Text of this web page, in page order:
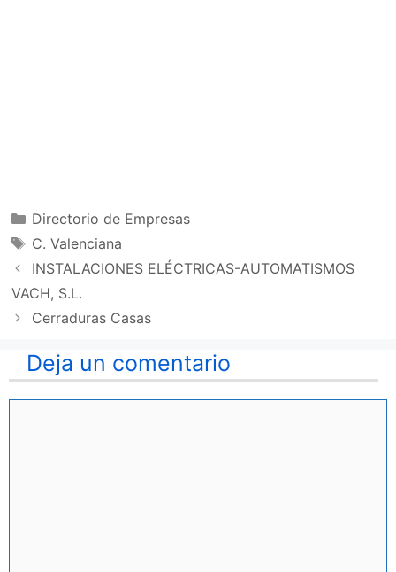
Categorías
Directorio de Empresas
Etiquetas
C. Valenciana
INSTALACIONES ELÉCTRICAS-AUTOMATISMOS
VACH, S.L.
Cerraduras Casas
Deja un comentario